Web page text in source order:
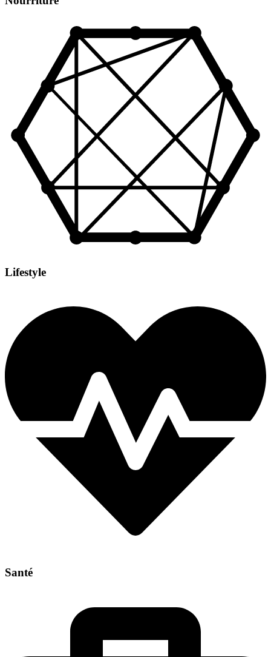
Lifestyle
Santé